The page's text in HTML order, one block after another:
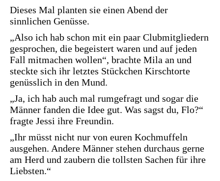
Dieses Mal planten sie einen Abend der
sinnlichen Genüsse.
„Also ich hab schon mit ein paar Clubmitgliedern
gesprochen, die begeistert waren und auf jeden
Fall mitmachen wollen“, brachte Mila an und
steckte sich ihr letztes Stückchen Kirschtorte
genüsslich in den Mund.
„Ja, ich hab auch mal rumgefragt und sogar die
Männer fanden die Idee gut. Was sagst du, Flo?“
fragte Jessi ihre Freundin.
„Ihr müsst nicht nur von euren Kochmuffeln
ausgehen. Andere Männer stehen durchaus gerne
am Herd und zaubern die tollsten Sachen für ihre
Liebsten.“